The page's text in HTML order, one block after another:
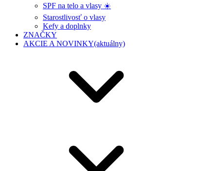
SPF na telo a vlasy ☀️
Starostlivosť o vlasy
Kefy a doplnky
ZNAČKY
AKCIE A NOVINKY(aktuálny)